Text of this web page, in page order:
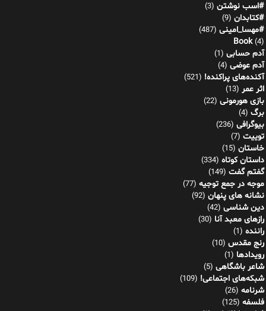
#اسب نوشتن (3)
#کتابدان (9)
#مهسا_امینی (487)
Book(4)
آدم حسابی (1)
آدم عوضی (4)
آکنده‌های پراکنده! (521)
اثر عمر (13)
بازی هورمونی (22)
برگ (4)
بیوگرافی (236)
توییت (7)
خاستان (15)
داستان کوتاه (334)
گفتم گفت (149)
موجه در جمع توجیه (77)
نشانه های پنهان (92)
دین شناسی (42)
رازهای معبد آنا (30)
راننده (1)
رنج مقدس (10)
رویدادها (1)
شاعر باشگاهی (5)
شبکه‌های اجتماعی! (109)
شرنامه (26)
فلسفه (125)